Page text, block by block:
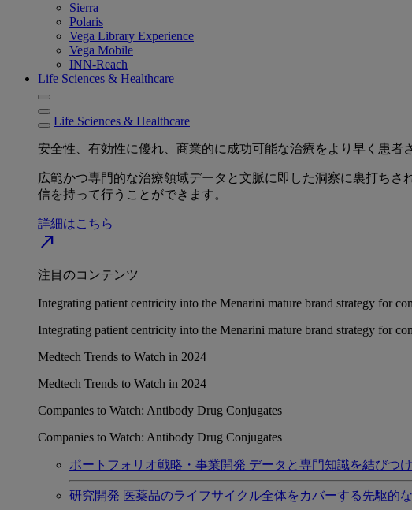
Sierra
Polaris
Vega Library Experience
Vega Mobile
INN-Reach
Life Sciences & Healthcare
Life Sciences & Healthcare
安全性、有効性に優れ、商業的に成功可能な治療をより早く患者
広範かつ専門的な治療領域データと文脈に即した洞察に裏打ち
信を持って行うことができます。
詳細はこちら
north_east
注目のコンテンツ
Integrating patient centricity into the Menarini mature brand strategy for
Integrating patient centricity into the Menarini mature brand strategy for
Medtech Trends to Watch in 2024
Medtech Trends to Watch in 2024
Companies to Watch: Antibody Drug Conjugates
Companies to Watch: Antibody Drug Conjugates
ポートフォリオ戦略・事業開発 データと専門知識を結びつ
研究開発 医薬品のライフサイクル全体をカバーする先駆的